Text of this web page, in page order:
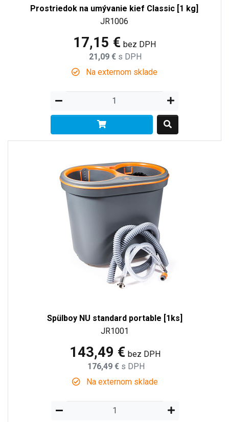
Prostriedok na umývanie kief Classic [1 kg]
JR1006
17,15 € bez DPH
21,09 € s DPH
Na externom sklade
Spülboy NU standard portable [1ks]
JR1001
143,49 € bez DPH
176,49 € s DPH
Na externom sklade